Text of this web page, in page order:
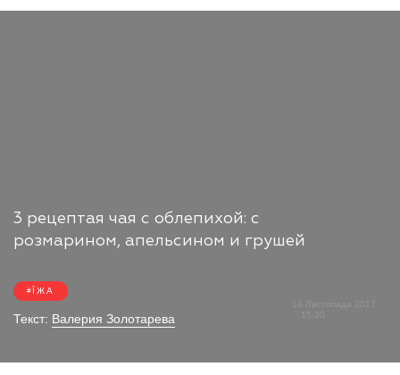
3 рецептая чая с облепихой: с
розмарином, апельсином и грушей
ЇЖА
Текст: Валерия Золотарева
14 Листопада 2017